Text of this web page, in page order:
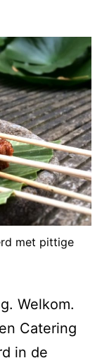
met pittige
Welkom.
Catering
in de